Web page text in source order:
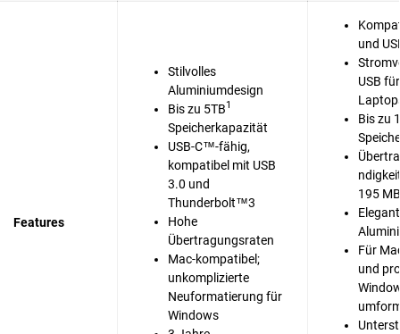
Features
Stilvolles
Aluminiumdesign
Bis zu 5TB1
Speicherkapazität
USB-C™-fähig,
kompatibel mit USB
3.0 und
Thunderbolt™3
Hohe
Übertragungsraten
Mac-kompatibel;
unkomplizierte
Neuformatierung für
Windows
und
USB
Bis zu
195
Für
und